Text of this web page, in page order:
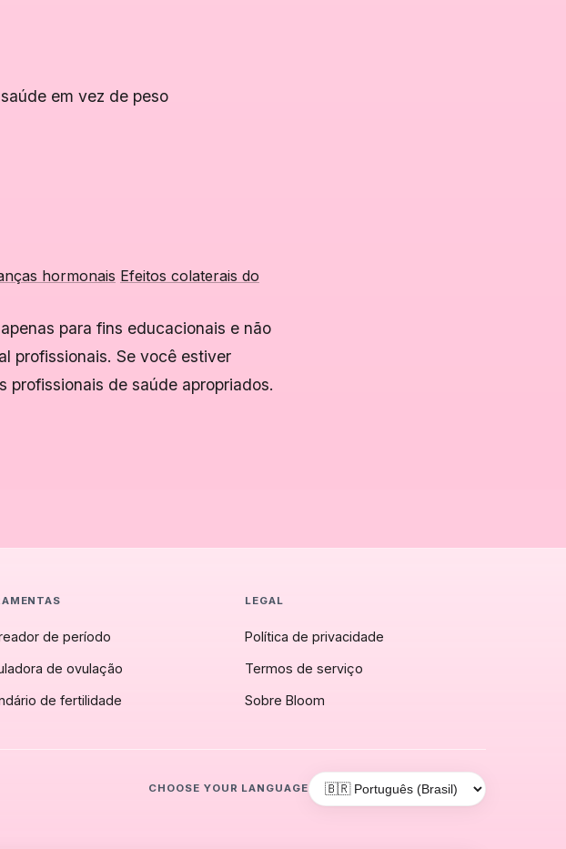
em vez de peso
hormonais Efeitos colaterais do
para fins educacionais e não
profissionais. Se você estiver
profissionais de saúde apropriados.
de período
de ovulação
de fertilidade
LEGAL
Política de privacidade
Termos de serviço
Sobre Bloom
CHOOSE YOUR LANGUAGE